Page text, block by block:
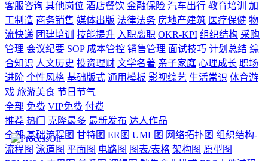
客服咨询 其他岗位 酒店餐饮 金融保险 汽车出行 教育培训
加
工制造 商务销售 媒体出版 法律法务 房地产建筑 医疗保健 物
流快递 团建培训 技能提升 入职离职 OKR-KPI 组织结构 采购
管理 会议纪要 SOP 成本管控 销售管理 面试技巧 计划总结 综
合知识 人文历史 投资理财 文学名著 亲子家庭 心理成长 职场
进阶 个性风格 基础版式 通用模板 影视综艺 生活常识 体育游
戏 旅游美食 节日节气
全部 免费 VIP免费 付费
推荐 热门 克隆最多 最新发布 达人作品
全部 基础流程图 甘特图 ER图 UML图 网络拓扑图 组织结构-
流程图 泳道图 平面图 电路图 图表/表格 架构图 原型图